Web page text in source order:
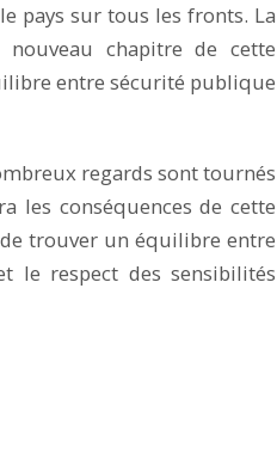
pays sur tous les fronts. La
chapitre de cette
entre sécurité publique
regards sont tournés
les conséquences de cette
trouver un équilibre entre
le respect des sensibilités